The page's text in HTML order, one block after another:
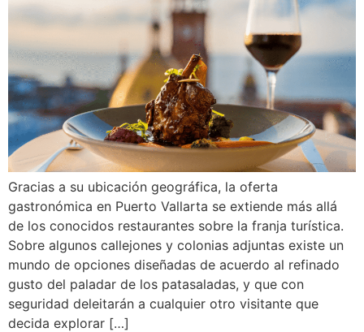
Gracias a su ubicación geográfica, la oferta
gastronómica en Puerto Vallarta se extiende más allá
de los conocidos restaurantes sobre la franja turística.
Sobre algunos callejones y colonias adjuntas existe un
mundo de opciones diseñadas de acuerdo al refinado
gusto del paladar de los patasaladas, y que con
seguridad deleitarán a cualquier otro visitante que
decida explorar […]